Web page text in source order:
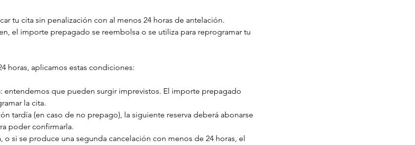
tu cita sin penalización con al menos 24 horas de antelación.
el importe prepagado se reembolsa o se utiliza para reprogramar tu
horas, aplicamos estas condiciones:
entendemos que pueden surgir imprevistos. El importe prepagado
la cita.
tardía (en caso de no prepago), la siguiente reserva deberá abonarse
poder confirmarla.
o si se produce una segunda cancelación con menos de 24 horas, el